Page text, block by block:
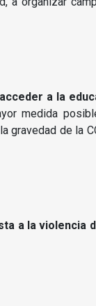
a la
medida
gravedad de la
a la violencia